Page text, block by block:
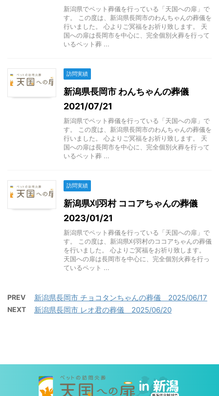
新潟県でペット葬儀を行っている「天国への扉」で
す。 この度は、新潟県長岡市のわんちゃんの葬儀を
行いました。 心よりご冥福をお祈り致します。 天
国への扉は長岡市を中心に、完全個別火葬を行って
いるペット葬 ...
訪問実績
新潟県長岡市 わんちゃんの葬儀
2021/07/21
新潟県でペット葬儀を行っている「天国への扉」で
す。 この度は、新潟県長岡市のわんちゃんの葬儀を
行いました。 心よりご冥福をお祈り致します。 天
国への扉は長岡市を中心に、完全個別火葬を行って
いるペット葬 ...
訪問実績
新潟県刈羽村 ココアちゃんの葬儀
2023/01/21
新潟県でペット葬儀を行っている「天国への扉」で
す。 この度は、新潟県刈羽村のココアちゃんの葬儀
を行いました。 心よりご冥福をお祈り致します。
天国への扉は長岡市を中心に、完全個別火葬を行っ
ているペット ...
PREV 新潟県長岡市 チョコタンちゃんの葬儀 2025/06/17
NEXT 新潟県長岡市 レオ君の葬儀 2025/06/20